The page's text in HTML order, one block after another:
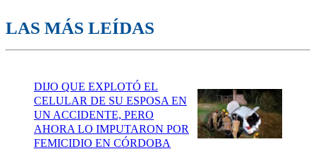
LAS MÁS LEÍDAS
DIJO QUE EXPLOTÓ EL
CELULAR DE SU ESPOSA EN
UN ACCIDENTE, PERO
AHORA LO IMPUTARON POR
FEMICIDIO EN CÓRDOBA